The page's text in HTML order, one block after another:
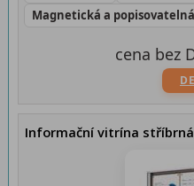
Magnetická a
cena bez
Informační vitrína